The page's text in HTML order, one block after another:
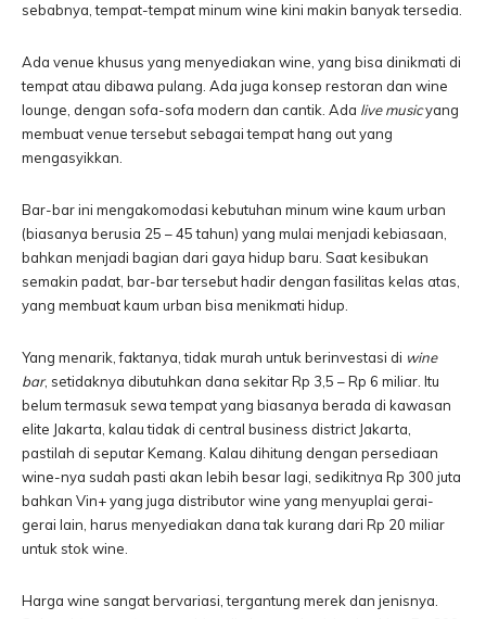
sebabnya, tempat-tempat minum wine kini makin banyak tersedia.
Ada venue khusus yang menyediakan wine, yang bisa dinikmati di
tempat atau dibawa pulang. Ada juga konsep restoran dan wine
lounge, dengan sofa-sofa modern dan cantik. Ada live musicyang
membuat venue tersebut sebagai tempat hang out yang
mengasyikkan.
Bar-bar ini mengakomodasi kebutuhan minum wine kaum urban
(biasanya berusia 25 – 45 tahun) yang mulai menjadi kebiasaan,
bahkan menjadi bagian dari gaya hidup baru. Saat kesibukan
semakin padat, bar-bar tersebut hadir dengan fasilitas kelas atas,
yang membuat kaum urban bisa menikmati hidup.
Yang menarik, faktanya, tidak murah untuk berinvestasi di wine
bar, setidaknya dibutuhkan dana sekitar Rp 3,5 – Rp 6 miliar. Itu
belum termasuk sewa tempat yang biasanya berada di kawasan
elite Jakarta, kalau tidak di central business district Jakarta,
pastilah di seputar Kemang. Kalau dihitung dengan persediaan
wine-nya sudah pasti akan lebih besar lagi, sedikitnya Rp 300 juta
bahkan Vin+ yang juga distributor wine yang menyuplai gerai-
gerai lain, harus menyediakan dana tak kurang dari Rp 20 miliar
untuk stok wine.
Harga wine sangat bervariasi, tergantung merek dan jenisnya.